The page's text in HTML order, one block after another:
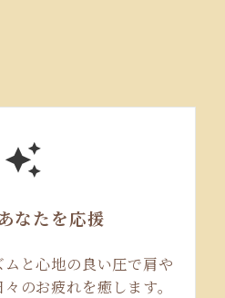
なたを応援
と心地の良い圧で肩や
のお疲れを癒します。